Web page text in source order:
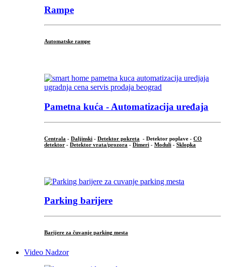
Rampe
Automatske rampe
Pametna kuća - Automatizacija uređaja
Centrala - Daljinski - Detektor pokreta - Detektor poplave - CO
detektor - Detektor vrata/prozora - Dimeri - Moduli - Sklopka
Parking barijere
Barijere za čuvanje parking mesta
Video Nadzor